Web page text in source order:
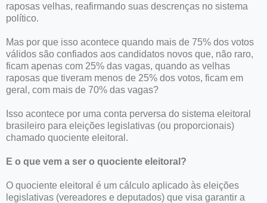
raposas velhas, reafirmando suas descrenças no sistema
político.
Mas por que isso acontece quando mais de 75% dos votos
válidos são confiados aos candidatos novos que, não raro,
ficam apenas com 25% das vagas, quando as velhas
raposas que tiveram menos de 25% dos votos, ficam em
geral, com mais de 70% das vagas?
Isso acontece por uma conta perversa do sistema eleitoral
brasileiro para eleições legislativas (ou proporcionais)
chamado quociente eleitoral.
E o que vem a ser o quociente eleitoral?
O quociente eleitoral é um cálculo aplicado às eleições
legislativas (vereadores e deputados) que visa garantir a